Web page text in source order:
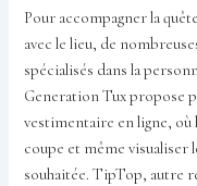
Pour accompagner la
avec le lieu, de
spécialisés dans la
Generation Tux propose
vestimentaire en ligne, où
coupe et même visualiser
souhaitée. TipTop, autre